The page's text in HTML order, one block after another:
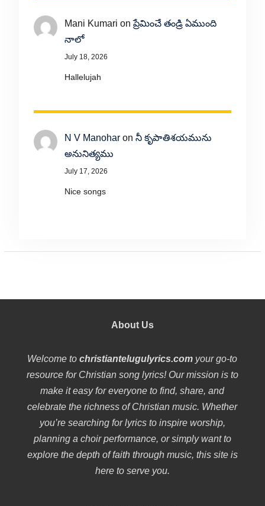
Mani Kumari onప్రేమించే తండ్రి ఏముంది
నాలో
July 18, 2026
Hallelujah
N V Manoharon నీ కృపాతిశయమును
అనునిత్యము
July 17, 2026
Nice songs
About Us
Welcome tochristiantelugulyrics.com your go-to
resource for Christian song lyrics! Our mission is to
make it easy for everyone to find, share, and
celebrate the richness of Christian music. Whether
you’re searching for lyrics to inspire worship,
planning a choir performance, or simply want to
explore the depth of faith through music, this site is
here to serve you.